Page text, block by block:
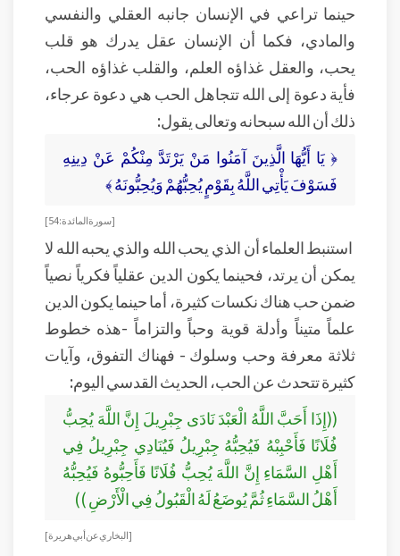
حينما تراعي في الإنسان جانبه العقلي والنفسي
والمادي، فكما أن الإنسان عقل يدرك هو قلب
يحب، والعقل غذاؤه العلم، والقلب غذاؤه الحب،
فأية دعوة إلى الله تتجاهل الحب هي دعوة عرجاء،
ذلك أن الله سبحانه وتعالى يقول:
﴿ يَا أَيُّهَا الَّذِينَ آمَنُوا مَنْ يَرْتَدَّ مِنْكُمْ عَنْ دِينِهِ
فَسَوْفَ يَأْتِي اللَّهُ بِقَوْمٍ يُحِبُّهُمْ وَيُحِبُّونَهُ ﴾
[ سورة المائدة: 54]
استنبط العلماء أن الذي يحب الله والذي يحبه الله لا
يمكن أن يرتد، فحينما يكون الدين عقلياً فكرياً نصياً
ضمن حب هناك نكسات كثيرة، أما حينما يكون الدين
علماً متيناً وأدلة قوية وحباً والتزاماً -هذه خطوط
ثلاثة معرفة وحب وسلوك - فهناك التفوق، وآيات
كثيرة تتحدث عن الحب، الحديث القدسي اليوم:
((إِذَا أَحَبَّ اللَّهُ الْعَبْدَ نَادَى جِبْرِيلَ إِنَّ اللَّهَ يُحِبُّ
فُلَانًا فَأَحْبِبْهُ فَيُحِبُّهُ جِبْرِيلُ فَيُنَادِي جِبْرِيلُ فِي
أَهْلِ السَّمَاءِ إِنَّ اللَّهَ يُحِبُّ فُلَانًا فَأَحِبُّوهُ فَيُحِبُّهُ
أَهْلُ السَّمَاءِ ثُمَّ يُوضَعُ لَهُ الْقَبُولُ فِي الْأَرْضِ ))
[البخاري عن أبي هريرة]